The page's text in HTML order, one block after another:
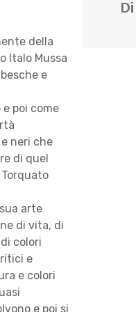
della
Italo Mussa
e
poi come
neri che
di quel
arte
di vita, di
colori
e
e colori
e poi si